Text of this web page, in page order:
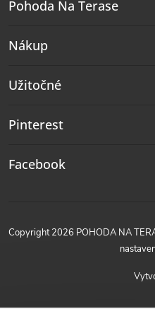
Pohoda Na Terase
Nákup
Užitočné
Pinterest
Facebook
Copyright 2026 POHODA NA